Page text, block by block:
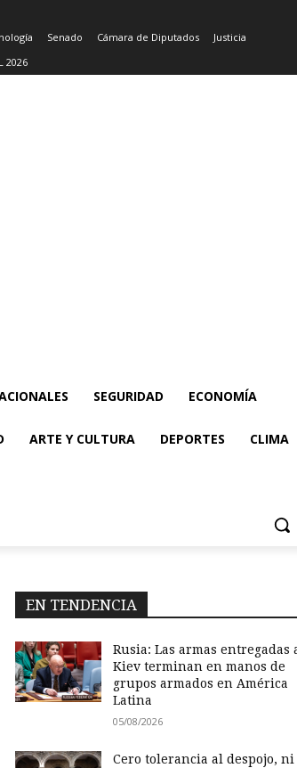
Senado Cámara de Diputados
Justicia
2026
SEGURIDAD ECONOMÍA
ARTE Y CULTURA DEPORTES CLIMA
EN TENDENCIA
Rusia: Las armas entregadas
Kiev terminan en manos de
grupos armados en América
Latina
05/08/2026
Cero tolerancia al despojo, ni